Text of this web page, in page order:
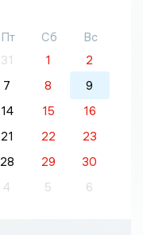
Пт Сб
Вс
31 1
2
7 8
9
14 15
16
21 22
23
28 29
30
4 5 6